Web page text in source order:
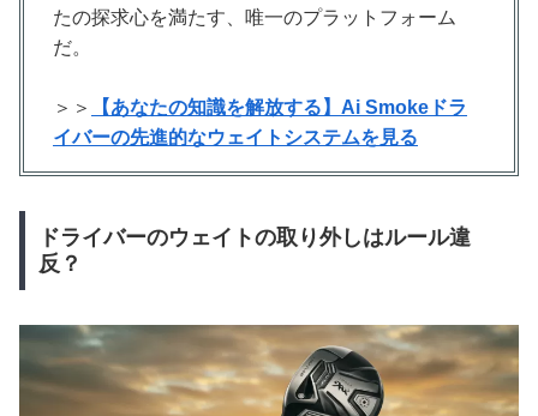
たの探求心を満たす、唯一のプラットフォーム
だ。
＞＞
【あなたの知識を解放する】Ai Smokeドラ
イバーの先進的なウェイトシステムを見る
ドライバーのウェイトの取り外しはルール違
反？